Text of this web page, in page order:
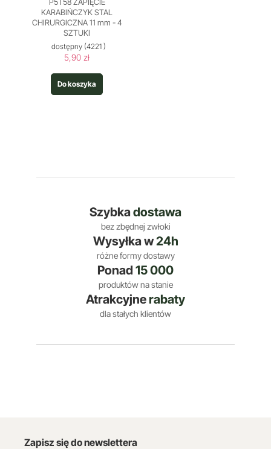
KARABIŃCZYK STAL
CHIRURGICZNA 11 mm - 4
SZTUKI
dostępny(4221 )
5,90 zł
Do koszyka
Szybkadostawa
bez zbędnej zwłoki
Wysyłka w24h
różne formy dostawy
Ponad 15 000
produktów na stanie
Atrakcyjnerabaty
dla stałych klientów
Zapisz się do newslettera